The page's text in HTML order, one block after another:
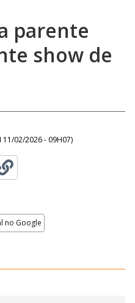
parente
show de
11/02/2026 - 09H07)
no Google